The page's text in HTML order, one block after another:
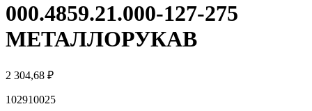
000.4859.21.000-127-275
МЕТАЛЛОРУКАВ
2 304,68 ₽
102910025